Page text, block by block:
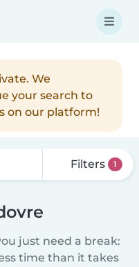
We
your search to
on our platform!
Filters 1
just need a break:
time than it takes